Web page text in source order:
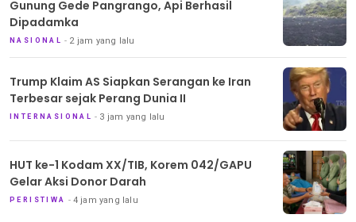
Gunung Gede Pangrango, Api Berhasil
Dipadamka
NASIONAL 2 jam yang lalu
Trump Klaim AS Siapkan Serangan ke Iran
Terbesar sejak Perang Dunia II
INTERNASIONAL 3 jam yang lalu
HUT ke-1 Kodam XX/TIB, Korem 042/GAPU
Gelar Aksi Donor Darah
PERISTIWA 4 jam yang lalu